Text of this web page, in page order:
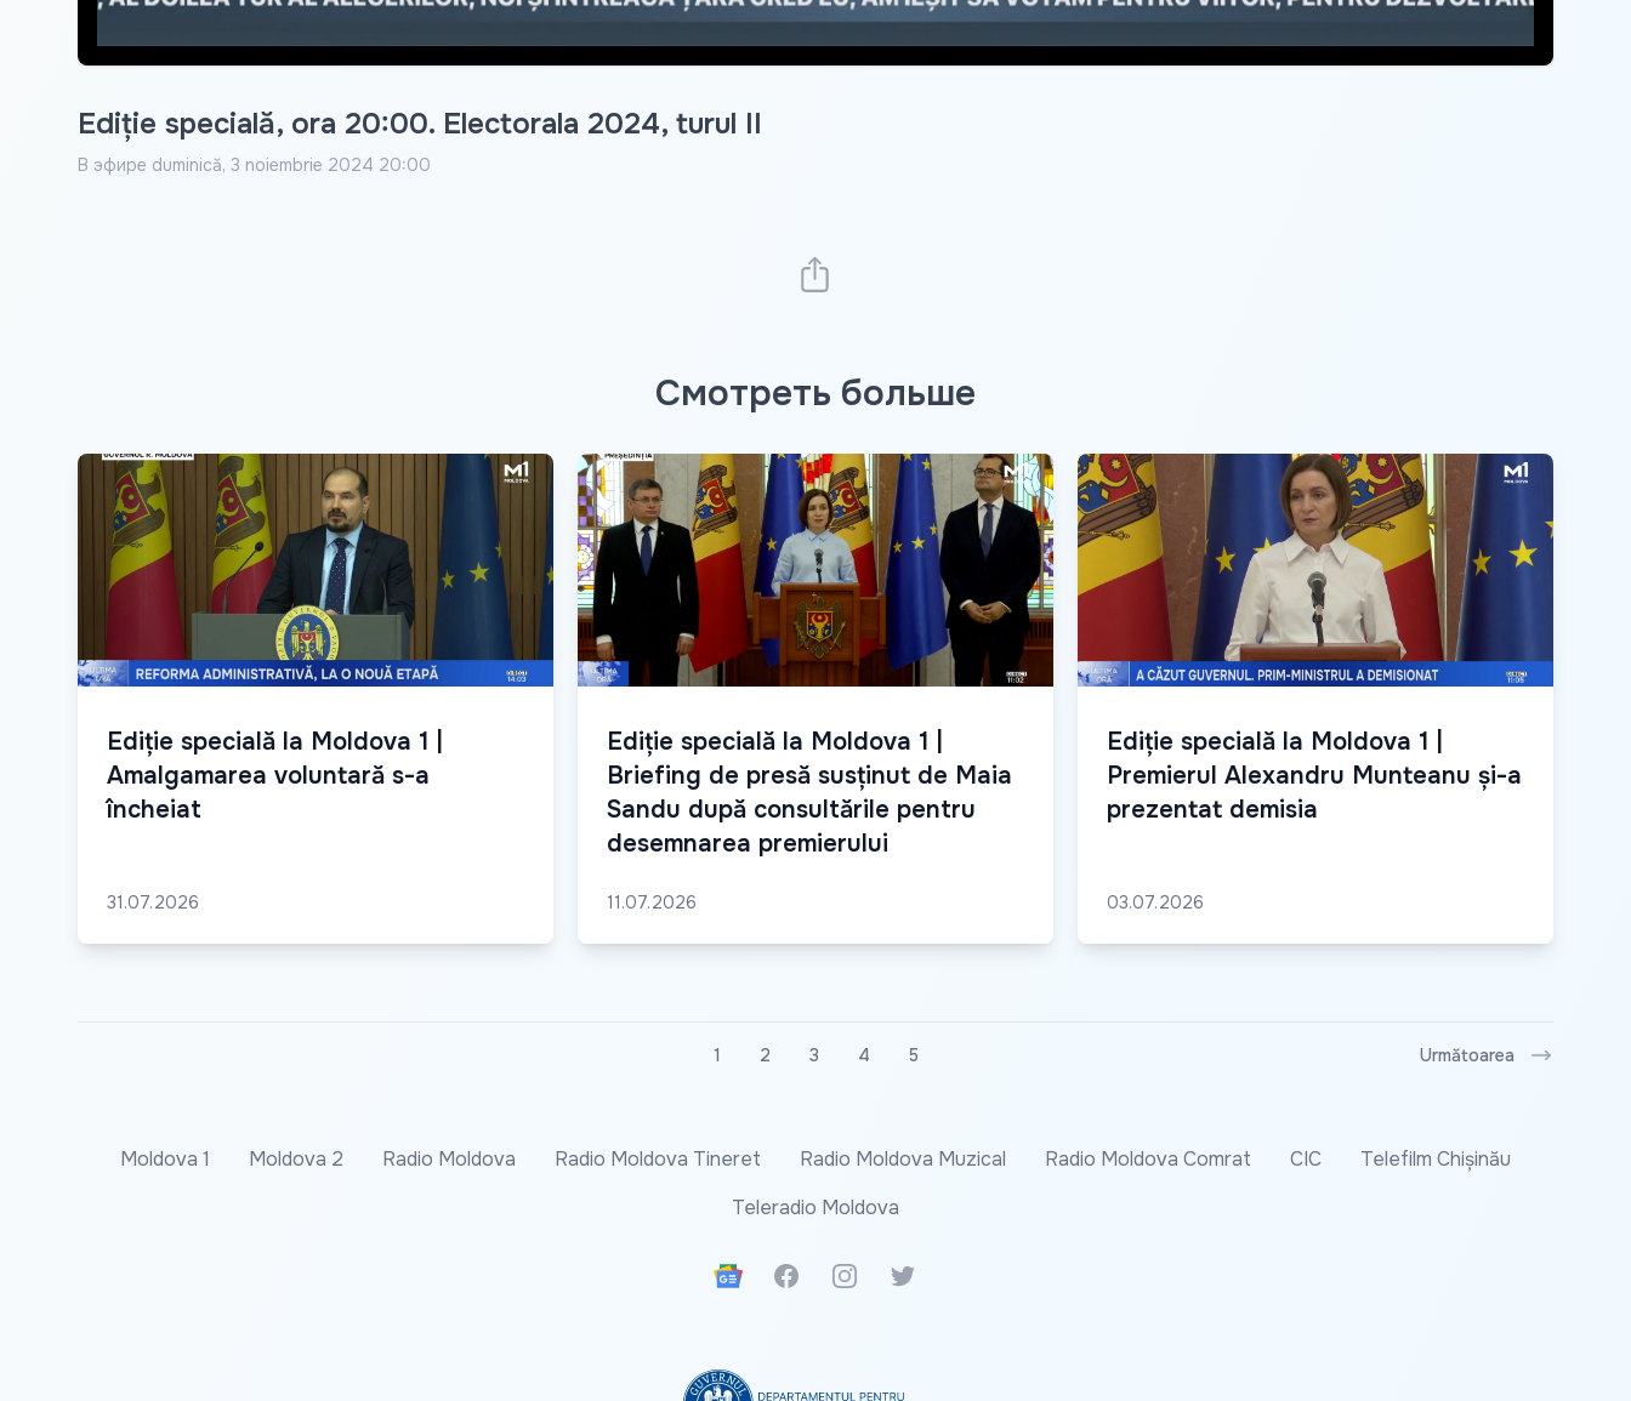
Ediție specială, ora 20:00. Electorala 2024, turul II
В эфире duminică, 3 noiembrie 2024 20:00
Смотреть больше
Ediție specială la Moldova 1 |
Amalgamarea voluntară s-a
încheiat
31.07.2026
Ediție specială la Moldova 1 |
Briefing de presă susținut de Maia
Sandu după consultările pentru
desemnarea premierului
11.07.2026
Ediție specială la Moldova 1 |
Premierul Alexandru Munteanu și-a
prezentat demisia
03.07.2026
1 2 3 4 5 Următoarea
Moldova 1 Moldova 2 Radio Moldova Radio Moldova Tineret Radio Moldova Muzical Radio Moldova Comrat CIC
Telefilm Chișinău
Teleradio Moldova
Google News
FacebookInstagramTwitter